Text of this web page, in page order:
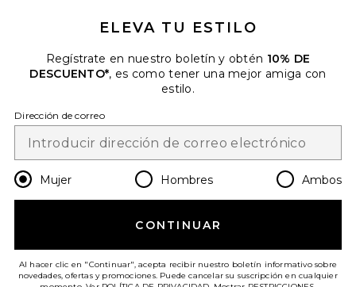
electrónico. Puede retirarse en cualquier momento.
Email Address
Change Country Regions
es USD
¡AYÚDANOS A MEJORAR!
ELEVA TU ESTILO
Regístrate en nuestro boletín y obtén 10% DE
DESCUENTO*, es como tener una mejor amiga con
estilo.
Dirección de correo
Mujer Hombres Ambos
CONTINUAR
Al hacer clic en "Continuar", acepta recibir nuestro boletín informativo sobre
novedades, ofertas y promociones. Puede cancelar su suscripción en cualquier